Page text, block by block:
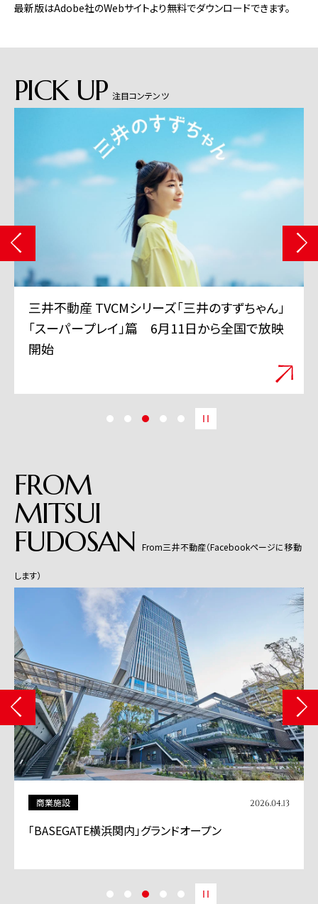
最新版はAdobe社のWebサイトより無料でダウンロードできます。
PICK UP 注目コンテンツ
三井不動産 TVCMシリーズ「三井のすずちゃん」
「スーパープレイ」篇 6月11日から全国で放映
開始
FROM
MITSUI
FUDOSAN From三井不動産（Facebookページに移動
します）
商業施設 2026.04.13
「BASEGATE横浜関内」グランドオープン